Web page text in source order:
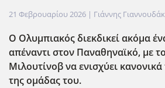
21 Φεβρουαρίου 2026 | Γιάννης
Ο Ολυμπιακός διεκδικεί ακόμα
απέναντι στον Παναθηναϊκό, με
Μιλουτίνοβ να ενισχύει
της ομάδας του.